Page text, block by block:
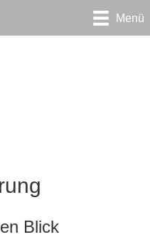
Menü
Blick